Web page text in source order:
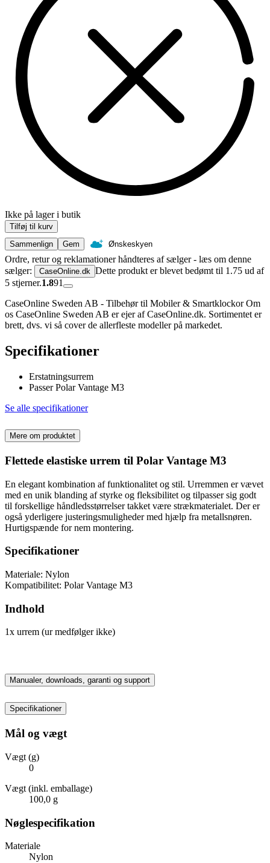
Ikke på lager i butik
Tilføj til kurv
Sammenlign
Gem Ønskeskyen
Ordre, retur og reklamationer håndteres af sælger - læs om denne
sælger:
CaseOnline.dk Dette produkt er blevet bedømt til 1.75 ud af
5 stjerner.1.891
CaseOnline Sweden AB - Tilbehør til Mobiler & Smartklockor Om
os CaseOnline Sweden AB er ejer af CaseOnline.dk. Sortimentet er
brett, dvs. vi så cover de allerfleste modeller på markedet.
Specifikationer
Erstatningsurrem
Passer Polar Vantage M3
Se alle specifikationer
Mere om produktet
Flettede elastiske urrem til Polar Vantage M3
En elegant kombination af funktionalitet og stil. Urremmen er vævet
med en unik blanding af styrke og fleksibilitet og tilpasser sig godt
til forskellige håndledsstørrelser takket være strækmaterialet. Der er
også yderligere justeringsmuligheder med hjælp fra metallsnøren.
Hurtigspænde for nem montering.
Specifikationer
Materiale: Nylon
Kompatibilitet: Polar Vantage M3
Indhold
1x urrem (ur medfølger ikke)
Manualer, downloads, garanti og support
Specifikationer
Mål og vægt
Vægt (g)
0
Vægt (inkl. emballage)
100,0 g
Nøglespecifikation
Materiale
Nylon